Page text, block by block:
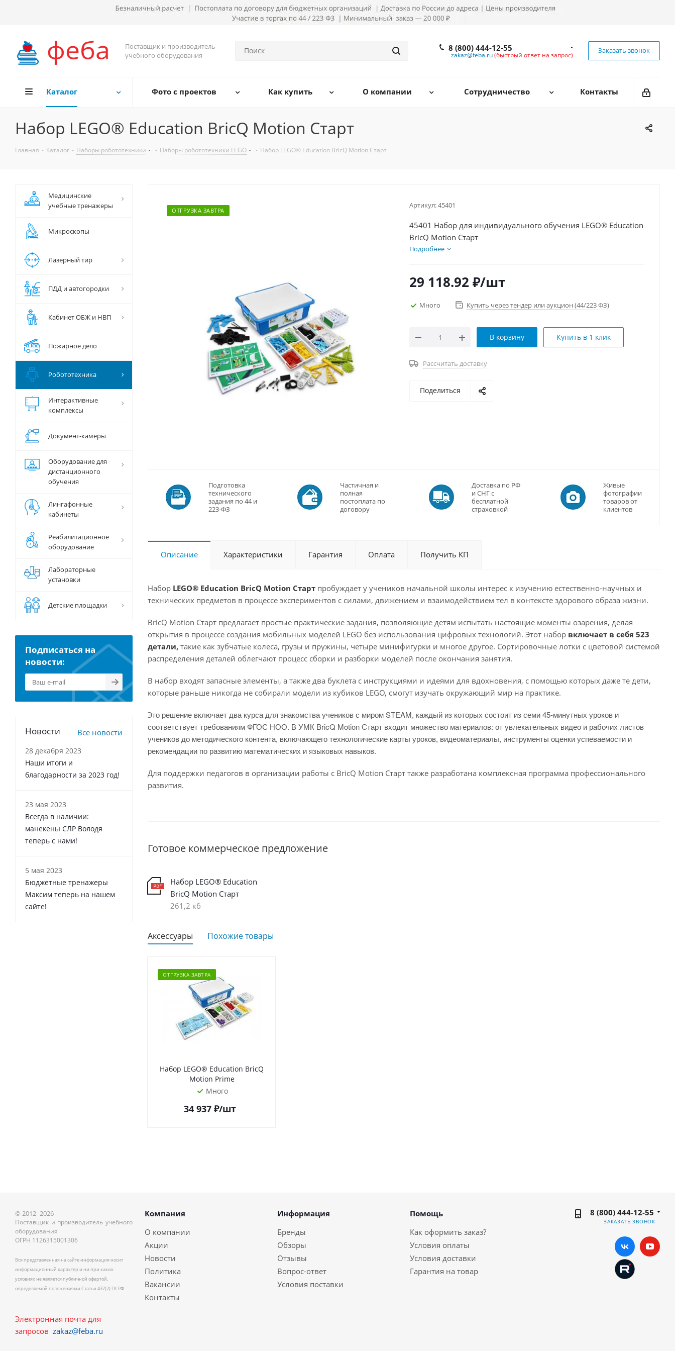
Поставщик и производитель
учебного оборудования
8 (800) 444-12-55
zakaz@feba.ru(быстрый ответ на запрос)
Заказать звонок
Каталог Фото с проектов Как купить О компании Сотрудничество Контакты
Набор LEGO® Education BricQ Motion Старт
Главная - Каталог - Наборы робототехники - Наборы робототехники LEGO - Набор LEGO® Education BricQ Motion Старт
ОТГРУЗКА ЗАВТРА
Артикул:45401
45401 Набор для индивидуального обучения LEGO® Education
BricQ Motion Старт
Подробнее
29 118.92 ₽/шт
Много Купить через тендер или аукцион (44/223 ФЗ)
В корзину Купить в 1 клик
Рассчитать доставку
Поделиться
Подготовка
технического
задания по 44 и
223-ФЗ
Частичная и
полная
постоплата по
договору
Доставка по РФ
и СНГ с
бесплатной
страховкой
Живые
фотографии
товаров от
клиентов
Описание Характеристики Гарантия Оплата Получить КП
Набор LEGO® Education BricQ Motion Старт пробуждает у учеников начальной школы интерес к изучению естественно-научных и
технических предметов в процессе экспериментов с силами, движением и взаимодействием тел в контексте здорового образа жизни.
BricQ Motion Старт предлагает простые практические задания, позволяющие детям испытать настоящие моменты озарения, делая
открытия в процессе создания мобильных моделей LEGO без использования цифровых технологий. Этот набор включает в себя 523
детали, такие как зубчатые колеса, грузы и пружины, четыре минифигурки и многое другое. Сортировочные лотки с цветовой системой
распределения деталей облегчают процесс сборки и разборки моделей после окончания занятия.
В набор входят запасные элементы, а также два буклета с инструкциями и идеями для вдохновения, с помощью которых даже те дети,
которые раньше никогда не собирали модели из кубиков LEGO, смогут изучать окружающий мир на практике.
Это решение включает два курса для знакомства учеников с миром STEAM, каждый из которых состоит из семи 45-минутных уроков и
соответствует требованиям ФГОС НОО. В УМК BricQ Motion Старт входит множество материалов: от увлекательных видео и рабочих листов
учеников до методического контента, включающего технологические карты уроков, видеоматериалы, инструменты оценки успеваемости и
рекомендации по развитию математических и языковых навыков.
Для поддержки педагогов в организации работы с BricQ Motion Старт также разработана комплексная программа профессионального
развития.
Готовое коммерческое предложение
Набор LEGO® Education
BricQ Motion Старт
261,2 кб
Аксессуары Похожие товары
ОТГРУЗКА ЗАВТРА
Набор LEGO® Education BricQ
Motion Prime
Много
34 937 ₽/шт
Медицинские
учебные тренажеры
Микроскопы
Лазерный тир
ПДД и автогородки
Кабинет ОБЖ и НВП
Пожарное дело
Робототехника
Интерактивные
комплексы
Документ-камеры
Оборудование для
дистанционного
обучения
Лингафонные
кабинеты
Реабилитационное
оборудование
Лабораторные
установки
Детские площадки
Подписаться на
новости:
Новости Все новости
28 декабря 2023
Наши итоги и
благодарности за 2023 год!
23 мая 2023
Всегда в наличии:
манекены СЛР Володя
теперь с нами!
5 мая 2023
Бюджетные тренажеры
Максим теперь на нашем
сайте!
© 2012- 2026
Поставщик и производитель учебного
оборудования
ОГРН 1126315001306
Вся представленная на сайте информация носит
информационный характер и ни при каких
условиях не является публичной офертой,
определяемой положениями Статьи 437(2) ГК РФ
Электронная почта для
запросов zakaz@feba.ru
Компания
О компании
Акции
Новости
Политика
Вакансии
Контакты
Информация
Бренды
Обзоры
Отзывы
Вопрос-ответ
Условия поставки
Помощь
Как оформить заказ?
Условия оплаты
Условия доставки
Гарантия на товар
8 (800) 444-12-55
ЗАКАЗАТЬ ЗВОНОК